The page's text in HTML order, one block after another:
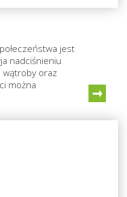
jest
nadciśnieniu
oraz
można